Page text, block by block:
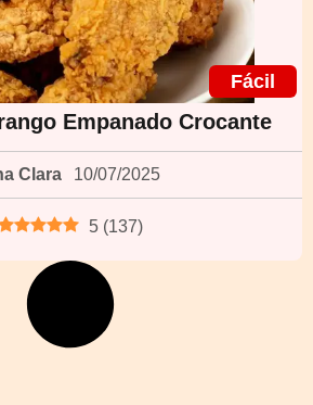
Fácil
Empanado Crocante
Clara 10/07/2025
5 (137)